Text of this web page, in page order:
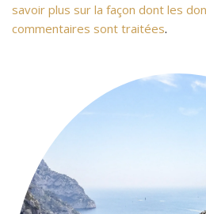
savoir plus sur la façon dont les
commentaires sont traitées.